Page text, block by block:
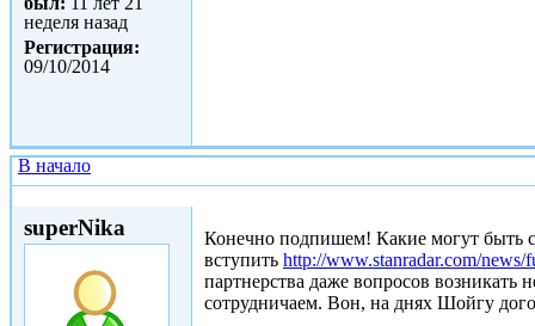
неделя назад
Регистрация:
09/10/2014
В начало
superNika
Конечно подпишем! Какие могут
вступить http://www.stanradar.com/
партнерства даже вопросов возникать
сотрудничаем. Вон, на днях Шойгу